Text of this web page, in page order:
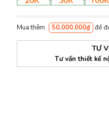
Mua thêm 50.000.000₫ để
TƯ
Tư vấn thiết kế